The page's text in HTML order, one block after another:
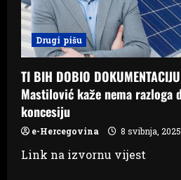
Drugi pišu
TI BIH DOBIO
Mastilović kaže nema razloga
koncesiju
e-Hercegovina 8 svibnja, 2025
Link na izvornu vijest